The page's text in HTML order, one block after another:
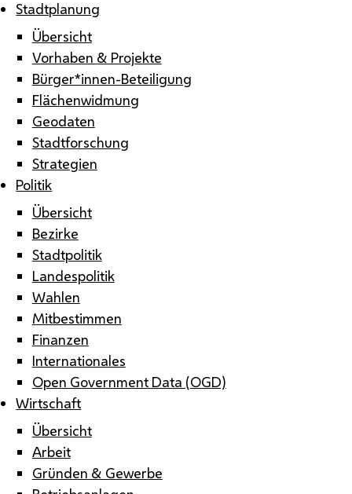
Stadtplanung
Übersicht
Vorhaben & Projekte
Bürger*innen-Beteiligung
Flächenwidmung
Geodaten
Stadtforschung
Strategien
Politik
Übersicht
Bezirke
Stadtpolitik
Landespolitik
Wahlen
Mitbestimmen
Finanzen
Internationales
Open Government Data (OGD)
Wirtschaft
Übersicht
Arbeit
Gründen & Gewerbe